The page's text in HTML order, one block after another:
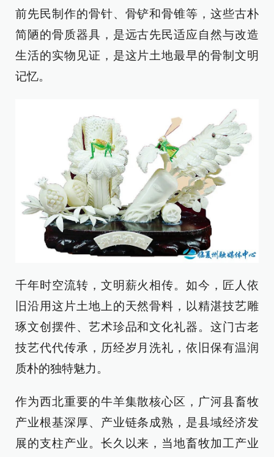
前先民制作的骨针、骨铲和骨锥等，这些古朴
简陋的骨质器具，是远古先民适应自然与改造
生活的实物见证，是这片土地最早的骨制文明
记忆。
千年时空流转，文明薪火相传。如今，匠人依
旧沿用这片土地上的天然骨料，以精湛技艺雕
琢文创摆件、艺术珍品和文化礼器。这门古老
技艺代代传承，历经岁月洗礼，依旧保有温润
质朴的独特魅力。
作为西北重要的牛羊集散核心区，广河县畜牧
产业根基深厚、产业链条成熟，是县域经济发
展的支柱产业。长久以来，当地畜牧加工产业